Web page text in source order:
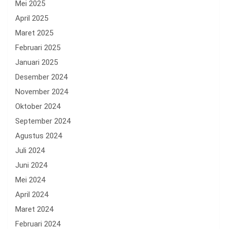
Mei 2025
April 2025
Maret 2025
Februari 2025
Januari 2025
Desember 2024
November 2024
Oktober 2024
September 2024
Agustus 2024
Juli 2024
Juni 2024
Mei 2024
April 2024
Maret 2024
Februari 2024